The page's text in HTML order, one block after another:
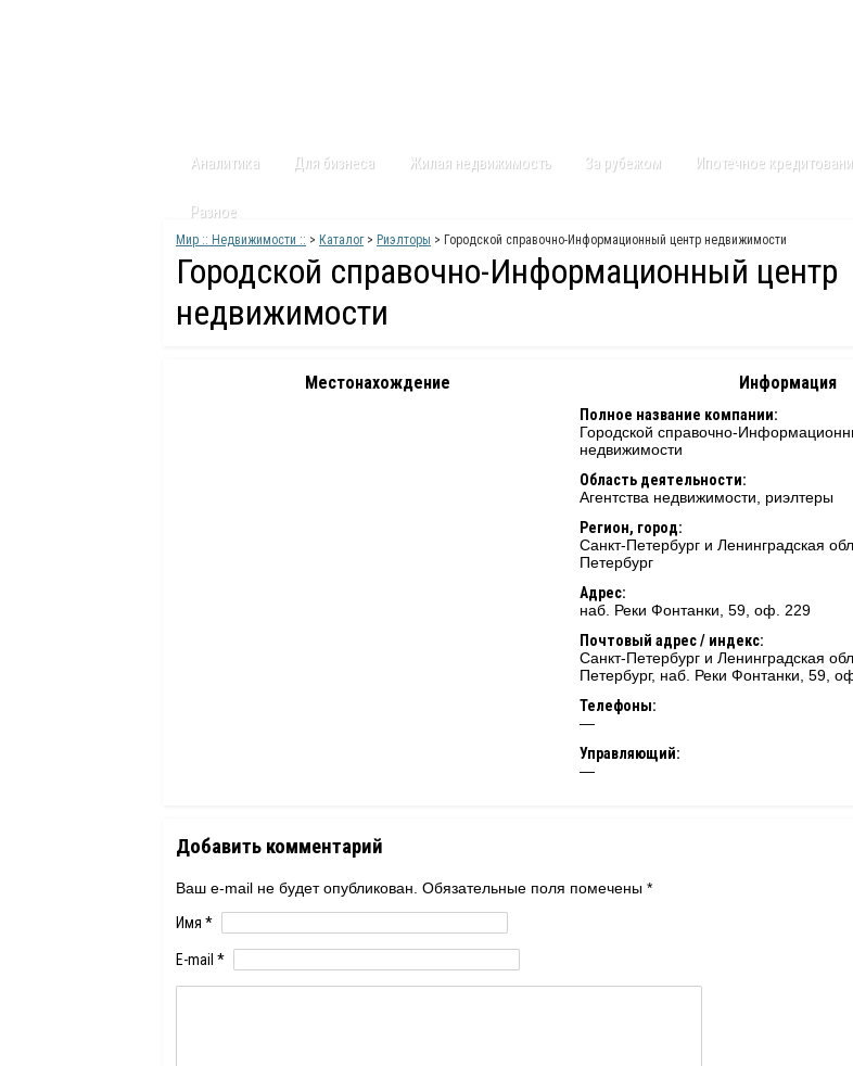
Аналитика Для бизнеса Жилая недвижимость За рубежом Ипотечное
Разное
Мир :: Недвижимости :: > Каталог> Риэлторы > Городской справочно-Информационный центр недвижимости
Городской справочно-Информационный центр
недвижимости
Местонахождение Информация
Полное название компании:
Городской справочно-
недвижимости
Область деятельности:
Агентства недвижимости, риэлтеры
Регион, город:
Санкт-Петербург и Ленинградская
Петербург
Адрес:
наб. Реки Фонтанки, 59, оф. 229
Почтовый адрес / индекс:
Санкт-Петербург и Ленинградская
Петербург, наб. Реки Фонтанки, 59,
Телефоны:
—
Управляющий:
—
Добавить комментарий
Ваш e-mail не будет опубликован. Обязательные поля помечены *
Имя *
E-mail *